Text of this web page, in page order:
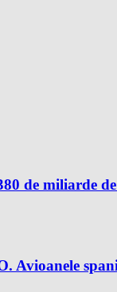
de miliarde
Avioanele